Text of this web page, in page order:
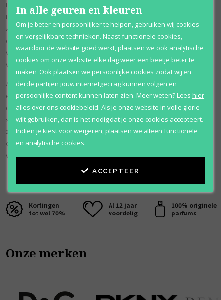
De geur eindigt met een zachte en langdurige finish, waar de aardse
tonen van patchoeli samensmelten met de warme, houtachtige
aanwezigheid van cederhout en de zachte, muskusachtige
ondertonen. Deze laatste mix zorgt voor een aanhoudende indruk
van verfijning en charme, zodat de geur de hele dag boeiend en
verrukkelijk blijft.
Armaf Tres Nuit Lyric zit in een prachtig ontworpen flacon die de
elegantie en romantische aard van de geur weerspiegelt. Het is meer
dan alleen een parfum, het is een uitdrukking van tijdloze
schoonheid en verfijnde charme. Deze geur is perfect voor wie op
zoek is naar een parfum dat romantiek en verfijning uitstraalt, en is
een waar bewijs van de kunst van het parfumeren en de allure van
voortreffelijke ingrediënten.
Kortingen
tot wel 70%
Al 12 jaar
voordelig
100% originele
parfums
Onze merken
In alle geuren en kleuren
Om je beter en persoonlijker te helpen, gebruiken wij cookies
en vergelijkbare technieken. Naast functionele cookies,
waardoor de website goed werkt, plaatsen we ook analytische
cookies om onze website elke dag weer een beetje beter te
maken. Ook plaatsen we persoonlijke cookies zodat wij en
derde partijen jouw internetgedrag kunnen volgen en
persoonlijke content kunnen laten zien. Meer weten?Lees hier
alles over ons cookiebeleid. Als je onze website in volle glorie
wilt gebruiken, dan is het nodig dat je onze cookies accepteert.
Indien je kiest voorweigeren plaatsen we alleen functionele
en analytische cookies.
ACCEPTEER